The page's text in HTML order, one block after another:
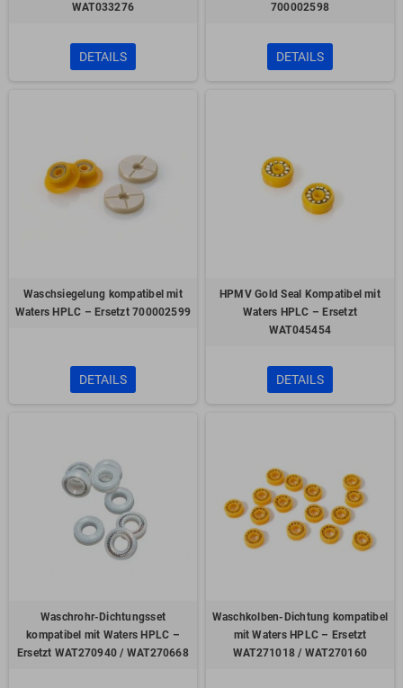
WAT033276
DETAILS
700002598
DETAILS
Waschsiegelung kompatibel mit
Waters HPLC – Ersetzt 700002599
DETAILS
HPMV Gold Seal Kompatibel mit
Waters HPLC – Ersetzt
WAT045454
DETAILS
Waschrohr-Dichtungsset
kompatibel mit Waters HPLC –
Ersetzt WAT270940 / WAT270668
Waschkolben-Dichtung kompatibel
mit Waters HPLC – Ersetzt
WAT271018 / WAT270160